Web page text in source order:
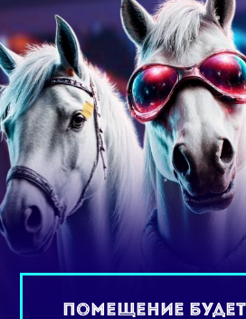
Стоимость от 2150 р.
ЗАБРОНИРОВАТЬ ДАТУ
Помещение будет закрыто
только под ваш класс